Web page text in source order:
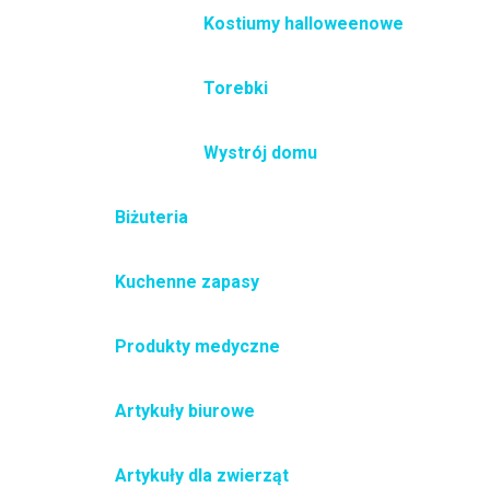
Kostiumy halloweenowe
Torebki
Wystrój domu
Biżuteria
Kuchenne zapasy
Produkty medyczne
Artykuły biurowe
Artykuły dla zwierząt